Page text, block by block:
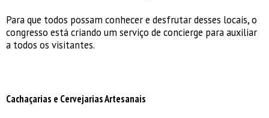
Para que todos possam conhecer e desfrutar desses locais, o
congresso está criando um serviço de concierge para auxiliar
a todos os visitantes.
Cachaçarias e Cervejarias Artesanais